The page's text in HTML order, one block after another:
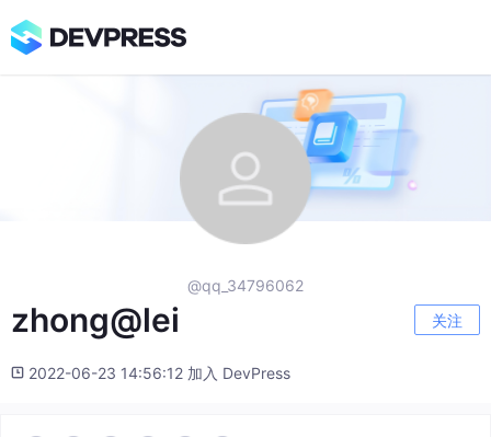
@qq_34796062
zhong@lei 关注
2022-06-23 14:56:12 加入 DevPress